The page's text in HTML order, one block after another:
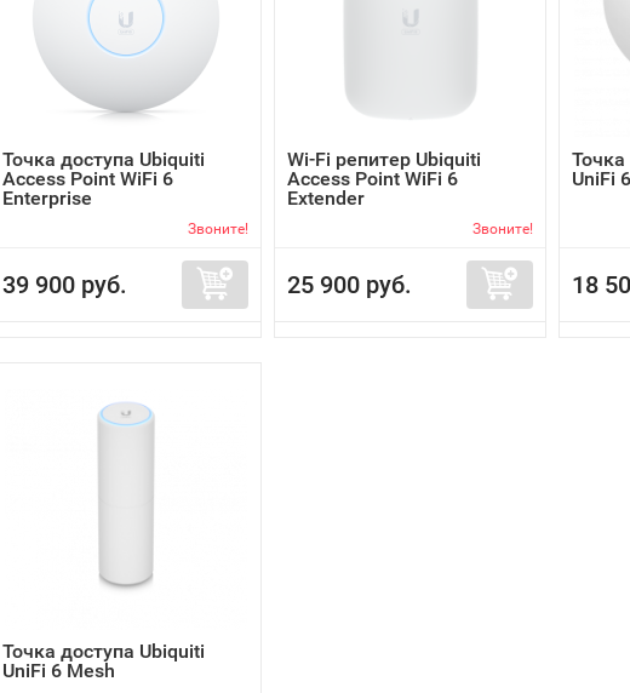
Точка доступа Ubiquiti
Access Point WiFi 6
Enterprise
Звоните!
39 900 руб.
Wi-Fi репитер Ubiquiti
Access Point WiFi 6
Extender
Звоните!
25 900 руб.
Точка
UniFi
18
Точка доступа Ubiquiti
UniFi 6 Mesh